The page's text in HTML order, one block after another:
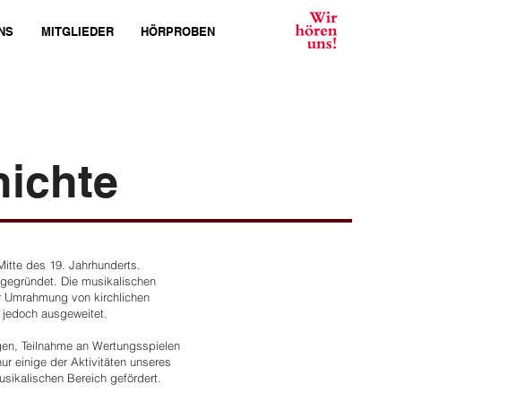
MITGLIEDER HÖRPROBEN
des 19. Jahrhunderts.
Die musikalischen
von kirchlichen
ausgeweitet.
Teilnahme an Wertungsspielen
einige der Aktivitäten unseres
Bereich gefördert.